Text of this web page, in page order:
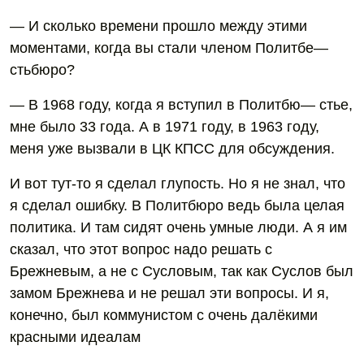
— И сколько времени прошло между этими
моментами, когда вы стали членом Политбе—
стьбюро?
— В 1968 году, когда я вступил в Политбю— стье,
мне было 33 года. А в 1971 году, в 1963 году,
меня уже вызвали в ЦК КПСС для обсуждения.
И вот тут-то я сделал глупость. Но я не знал, что
я сделал ошибку. В Политбюро ведь была целая
политика. И там сидят очень умные люди. А я им
сказал, что этот вопрос надо решать с
Брежневым, а не с Сусловым, так как Суслов был
замом Брежнева и не решал эти вопросы. И я,
конечно, был коммунистом с очень далёкими
красными идеалам